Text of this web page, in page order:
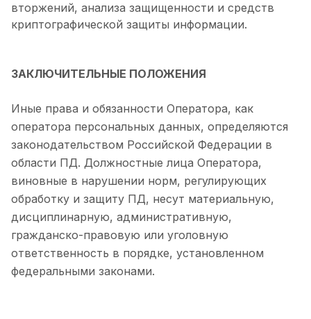
вторжений, анализа защищенности и средств
криптографической защиты информации.
ЗАКЛЮЧИТЕЛЬНЫЕ ПОЛОЖЕНИЯ
Иные права и обязанности Оператора, как
оператора персональных данных, определяются
законодательством Российской Федерации в
области ПД. Должностные лица Оператора,
виновные в нарушении норм, регулирующих
обработку и защиту ПД, несут материальную,
дисциплинарную, административную,
гражданско-правовую или уголовную
ответственность в порядке, установленном
федеральными законами.